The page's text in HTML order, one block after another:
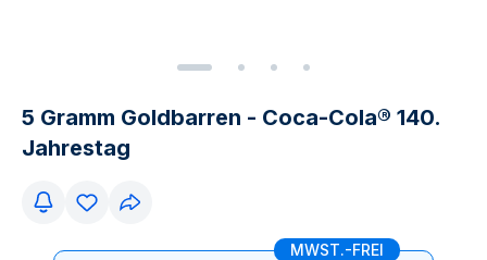
5 Gramm Goldbarren - Coca-Cola® 140.
Jahrestag
MWST.-FREI